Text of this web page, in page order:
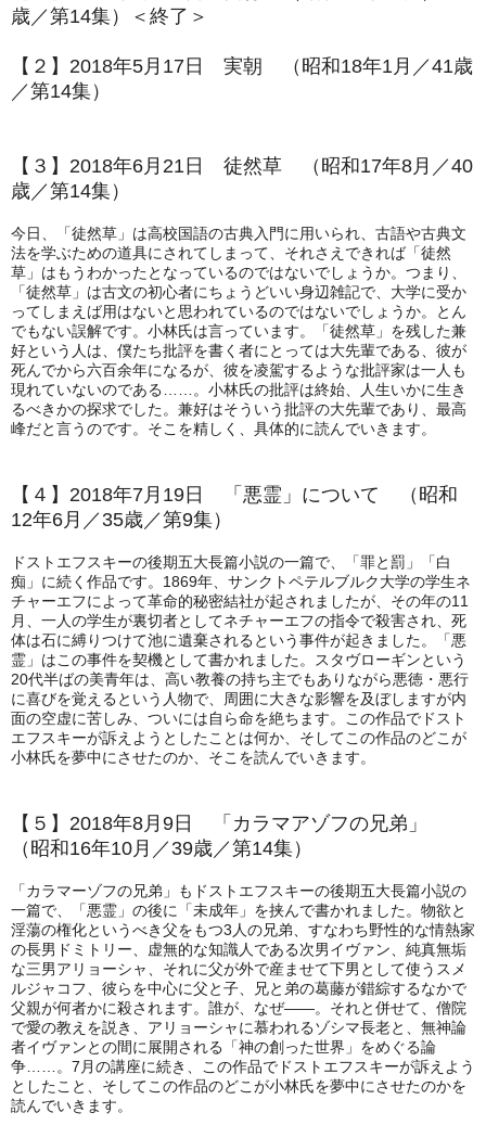
歳／第14集）＜終了＞
【２】2018年5月17日 実朝 （昭和18年1月／41歳
／第14集）
【３】2018年6月21日 徒然草 （昭和17年8月／40
歳／第14集）
今日、「徒然草」は高校国語の古典入門に用いられ、古語や古典文
法を学ぶための道具にされてしまって、それさえできれば「徒然
草」はもうわかったとなっているのではないでしょうか。つまり、
「徒然草」は古文の初心者にちょうどいい身辺雑記で、大学に受か
ってしまえば用はないと思われているのではないでしょうか。とん
でもない誤解です。小林氏は言っています。「徒然草」を残した兼
好という人は、僕たち批評を書く者にとっては大先輩である、彼が
死んでから六百余年になるが、彼を凌駕するような批評家は一人も
現れていないのである……。小林氏の批評は終始、人生いかに生き
るべきかの探求でした。兼好はそういう批評の大先輩であり、最高
峰だと言うのです。そこを精しく、具体的に読んでいきます。
【４】2018年7月19日 「悪霊」について （昭和
12年6月／35歳／第9集）
ドストエフスキーの後期五大長篇小説の一篇で、「罪と罰」「白
痴」に続く作品です。1869年、サンクトペテルブルク大学の学生ネ
チャーエフによって革命的秘密結社が起されましたが、その年の11
月、一人の学生が裏切者としてネチャーエフの指令で殺害され、死
体は石に縛りつけて池に遺棄されるという事件が起きました。「悪
霊」はこの事件を契機として書かれました。スタヴローギンという
20代半ばの美青年は、高い教養の持ち主でもありながら悪徳・悪行
に喜びを覚えるという人物で、周囲に大きな影響を及ぼしますが内
面の空虚に苦しみ、ついには自ら命を絶ちます。この作品でドスト
エフスキーが訴えようとしたことは何か、そしてこの作品のどこが
小林氏を夢中にさせたのか、そこを読んでいきます。
【５】2018年8月9日 「カラマアゾフの兄弟」
（昭和16年10月／39歳／第14集）
「カラマーゾフの兄弟」もドストエフスキーの後期五大長篇小説の
一篇で、「悪霊」の後に「未成年」を挟んで書かれました。物欲と
淫蕩の権化というべき父をもつ3人の兄弟、すなわち野性的な情熱家
の長男ドミトリー、虚無的な知識人である次男イヴァン、純真無垢
な三男アリョーシャ、それに父が外で産ませて下男として使うスメ
ルジャコフ、彼らを中心に父と子、兄と弟の葛藤が錯綜するなかで
父親が何者かに殺されます。誰が、なぜ――。それと併せて、僧院
で愛の教えを説き、アリョーシャに慕われるゾシマ長老と、無神論
者イヴァンとの間に展開される「神の創った世界」をめぐる論
争……。7月の講座に続き、この作品でドストエフスキーが訴えよう
としたこと、そしてこの作品のどこが小林氏を夢中にさせたのかを
読んでいきます。